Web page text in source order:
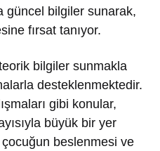
güncel bilgiler sunarak,
fırsat tanıyor.
bilgiler sunmakla
desteklenmektedir.
gibi konular,
büyük bir yer
çocuğun beslenmesi ve